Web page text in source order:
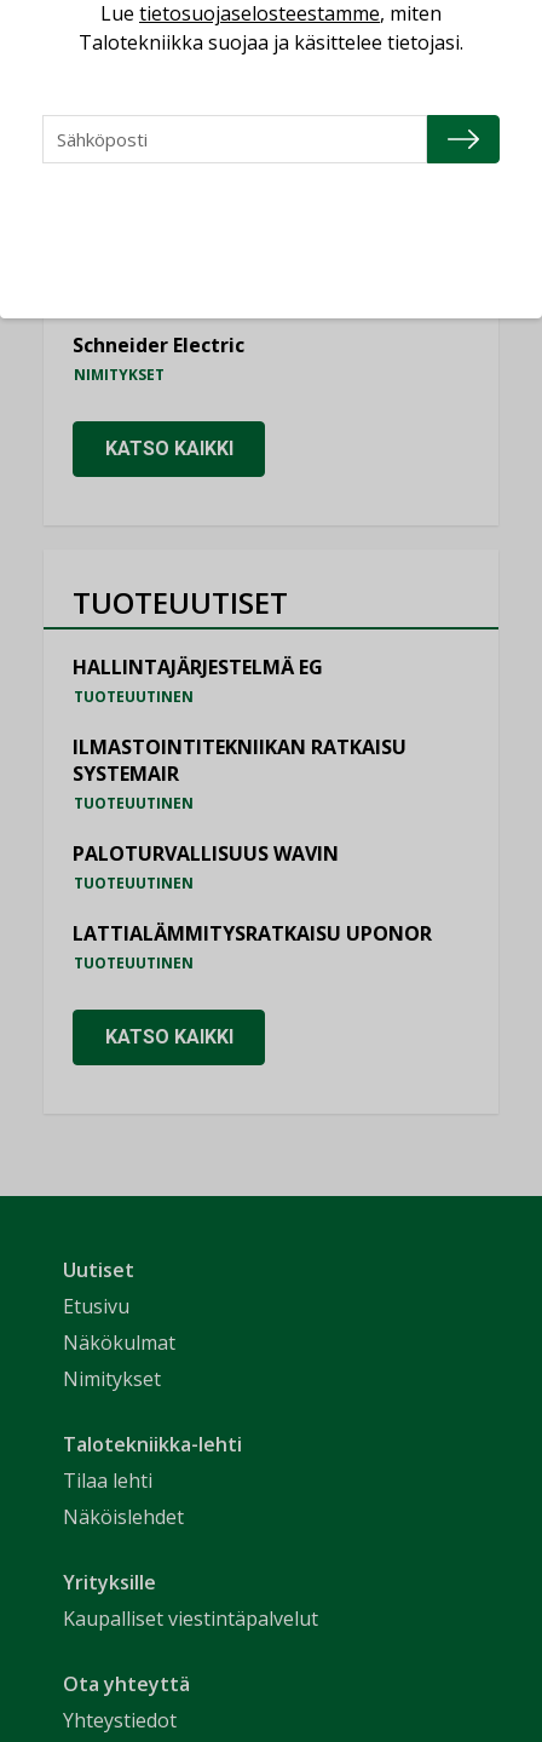
NIMITYKSET
NIMITYKSET
Schneider Electric
NIMITYKSET
KATSO KAIKKI
TUOTEUUTISET
HALLINTAJÄRJESTELMÄ EG
TUOTEUUTINEN
ILMASTOINTITEKNIIKAN RATKAISU
SYSTEMAIR
TUOTEUUTINEN
PALOTURVALLISUUS WAVIN
TUOTEUUTINEN
LATTIALÄMMITYSRATKAISU UPONOR
TUOTEUUTINEN
KATSO KAIKKI
Uutiset
Etusivu
Näkökulmat
Nimitykset
Talotekniikka-lehti
Tilaa lehti
Näköislehdet
Yrityksille
Kaupalliset viestintäpalvelut
Ota yhteyttä
Yhteystiedot
Lue tietosuojaselosteestamme, miten
Talotekniikka suojaa ja käsittelee tietojasi.